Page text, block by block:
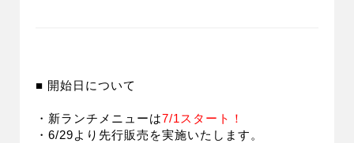
■ 開始日について
・新ランチメニューは7/1スタート！
・6/29より先行販売を実施いたします。